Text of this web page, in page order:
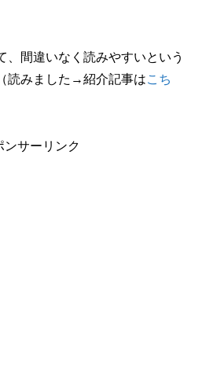
、間違いなく読みやすいという
読みました→紹介記事はこち
ンサーリンク